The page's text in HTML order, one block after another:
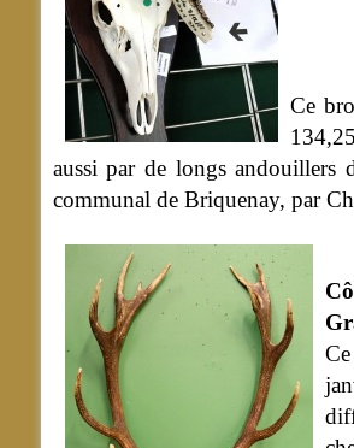
Ce
aussi par de longs andouillers
communal de Briquenay, par